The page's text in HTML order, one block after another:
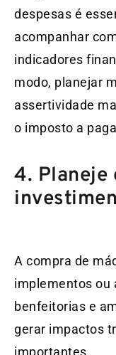
despesas é
acompanhar
indicadores
modo, planejar
assertividade
o imposto a
4. Planeje
A compra de
implementos ou
benfeitorias e
gerar impactos
importantes.